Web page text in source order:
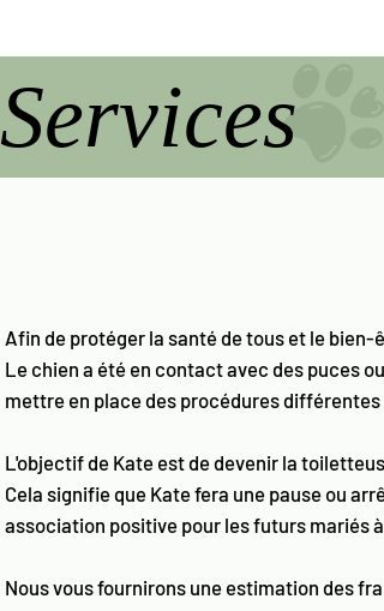
Services
Afin de protéger la santé de tous et le
Le chien a été en contact avec des puces
mettre en place des procédures différentes
L'objectif de Kate est de devenir la
Cela signifie que Kate fera une pause ou
association positive pour les futurs mariés
Nous vous fournirons une estimation des